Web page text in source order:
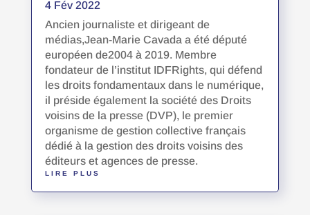
4 Fév 2022
Ancien journaliste et dirigeant de
médias,Jean-Marie Cavada a été député
européen de2004 à 2019. Membre
fondateur de l’institut IDFRights, qui défend
les droits fondamentaux dans le numérique,
il préside également la société des Droits
voisins de la presse (DVP), le premier
organisme de gestion collective français
dédié à la gestion des droits voisins des
éditeurs et agences de presse.
LIRE PLUS